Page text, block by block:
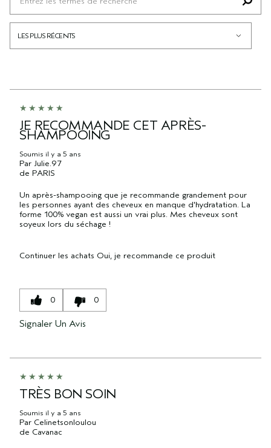
JE RECOMMANDE CET APRÈS-
SHAMPOOING
Soumis il y a 5 ans
Par Julie.97
de PARIS
Un après-shampooing que je recommande grandement pour
les personnes ayant des cheveux en manque d'hydratation. La
forme 100% vegan est aussi un vrai plus. Mes cheveux sont
soyeux lors du séchage !
Continuer les achats Oui, je recommande ce produit
0 0
Signaler Un Avis
TRÈS BON SOIN
Soumis il y a 5 ans
Par Celinetsonloulou
de Cavanac